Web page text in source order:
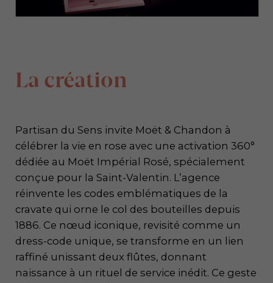
La création
Partisan du Sens invite Moët & Chandon à
célébrer la vie en rose avec une activation 360°
dédiée au Moët Impérial Rosé, spécialement
conçue pour la Saint-Valentin. L’agence
réinvente les codes emblématiques de la
cravate qui orne le col des bouteilles depuis
1886. Ce nœud iconique, revisité comme un
dress-code unique, se transforme en un lien
raffiné unissant deux flûtes, donnant
naissance à un rituel de service inédit. Ce geste